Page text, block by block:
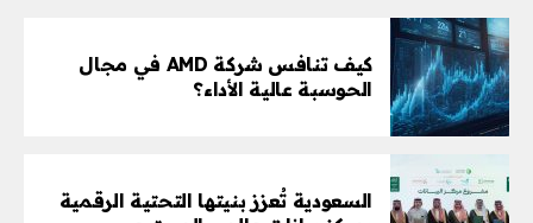
كيف تنافس شركة AMD في مجال
الحوسبة عالية الأداء؟
السعودية تُعزز بنيتها التحتية الرقمية